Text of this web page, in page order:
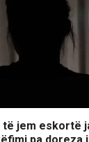
jem eskortë